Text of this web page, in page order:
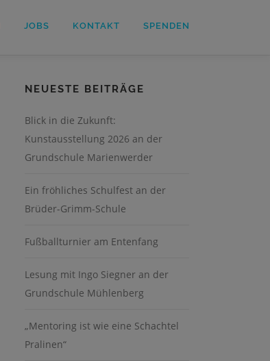
JOBS KONTAKT SPENDEN
NEUESTE BEITRÄGE
Blick in die Zukunft:
Kunstausstellung 2026 an der
Grundschule Marienwerder
Ein fröhliches Schulfest an der
Brüder-Grimm-Schule
Fußballturnier am Entenfang
Lesung mit Ingo Siegner an der
Grundschule Mühlenberg
„Mentoring ist wie eine Schachtel
Pralinen“